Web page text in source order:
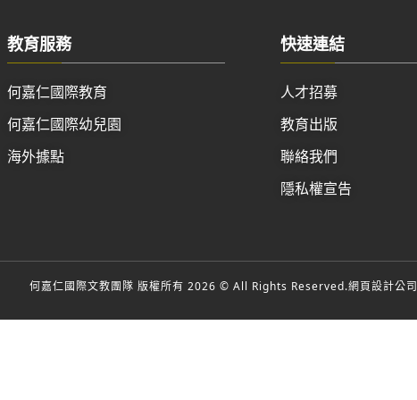
教育服務
何嘉仁國際教育
何嘉仁國際幼兒園
海外據點
快速連結
人才招募
教育出版
聯絡我們
隱私權宣告
何嘉仁國際文教團隊 版權所有 2026 © All Rights Reserved.網頁設計公司